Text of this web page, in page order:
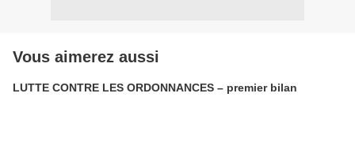
Vous aimerez aussi
LUTTE CONTRE LES ORDONNANCES – premier bilan